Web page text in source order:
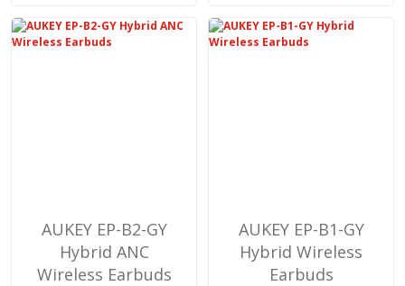
AUKEY EP-B2-GY
Hybrid ANC
Wireless Earbuds
AUKEY EP-B1-GY
Hybrid Wireless
Earbuds